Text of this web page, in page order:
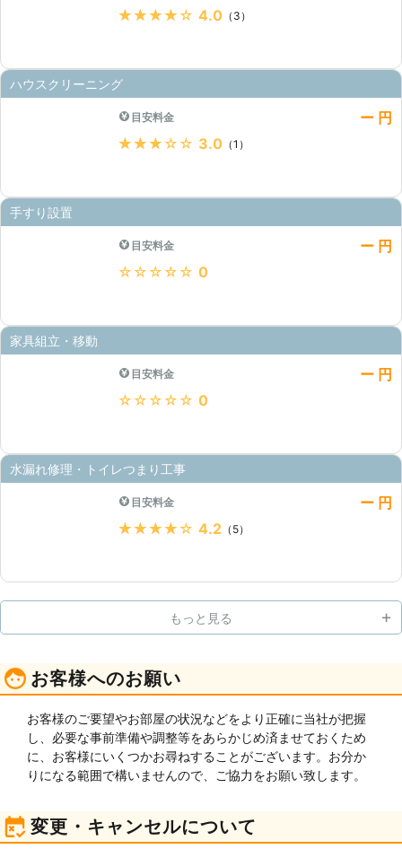
★★★★★ 4.0 （3）
ハウスクリーニング
目安料金
ー 円
★★★★★ 3.0 （1）
手すり設置
目安料金
ー 円
★★★★★ 0
家具組立・移動
目安料金
ー 円
★★★★★ 0
水漏れ修理・トイレつまり工事
目安料金
ー 円
★★★★★ 4.2 （5）
もっと見る
お客様へのお願い
お客様のご要望やお部屋の状況などをより正確に当社が把握
し、必要な事前準備や調整等をあらかじめ済ませておくため
に、お客様にいくつかお尋ねすることがございます。お分か
りになる範囲で構いませんので、ご協力をお願い致します。
変更・キャンセルについて